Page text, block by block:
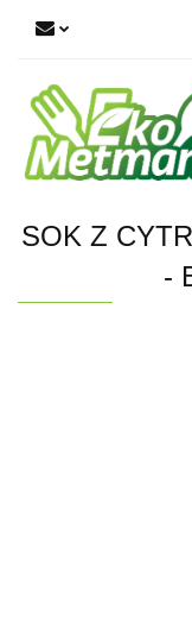
SOK Z
-